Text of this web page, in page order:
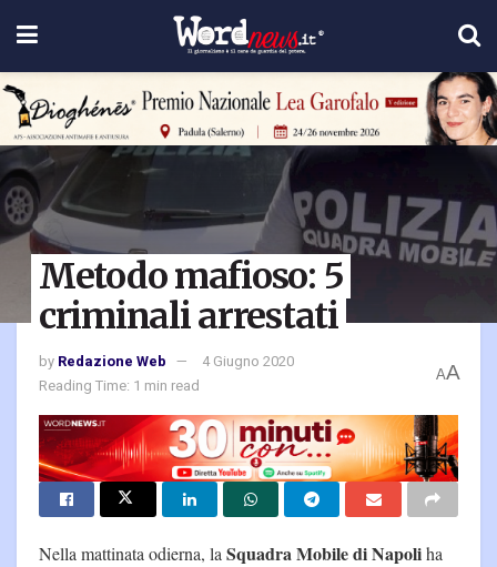
Metodo mafioso: 5
criminali arrestati
by Redazione Web
4 Giugno 2020
Reading Time: 1 min read
AA
Nella mattinata odierna, la Squadra Mobile di Napoliha